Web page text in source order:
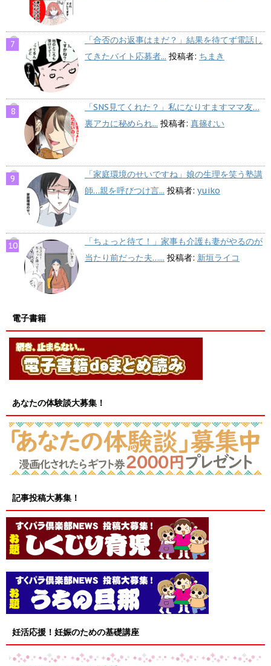
「合否のお返事はまだ？」結果を待てず電話し
てきたバイト応募者... 投稿者: ちまき
「SNS見てくれた？」私になりすますママ友…
裏アカに秘められ... 投稿者: 真篠むい
「家庭環境のせいですね」娘の生理を笑う塾講
師…親を呼びつけ言... 投稿者: yuiko
「ちょっと待て！」家事も介護も妻がやるのが
当たり前だった夫…... 投稿者: 新垣ライコ
電子書籍
あなたの体験談大募集！
記事投稿大募集！
妊活応援！妊娠のための基礎講座